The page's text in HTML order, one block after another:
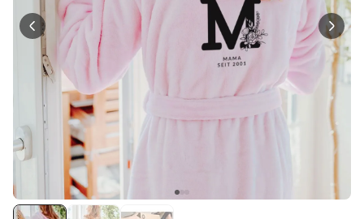
Personalisierbar
Personalisierbarer Pullover
mit deiner Zeichnung vorne
und hinten
mal
gekauft
49,99 €
Personalisierbar
Personalisierbares
Geschenkpapier mit Gesicht
19,99 €